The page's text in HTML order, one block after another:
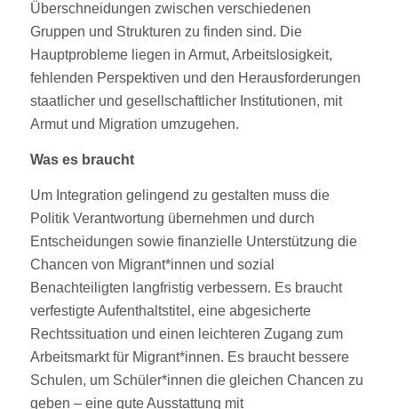
Überschneidungen zwischen verschiedenen
Gruppen und Strukturen zu finden sind. Die
Hauptprobleme liegen in Armut, Arbeitslosigkeit,
fehlenden Perspektiven und den Herausforderungen
staatlicher und gesellschaftlicher Institutionen, mit
Armut und Migration umzugehen.
Was es braucht
Um Integration gelingend zu gestalten muss die
Politik Verantwortung übernehmen und durch
Entscheidungen sowie finanzielle Unterstützung die
Chancen von Migrant*innen und sozial
Benachteiligten langfristig verbessern. Es braucht
verfestigte Aufenthaltstitel, eine abgesicherte
Rechtssituation und einen leichteren Zugang zum
Arbeitsmarkt für Migrant*innen. Es braucht bessere
Schulen, um Schüler*innen die gleichen Chancen zu
geben – eine gute Ausstattung mit